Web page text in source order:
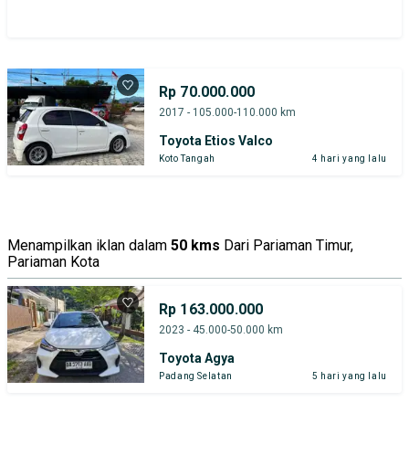
Rp 70.000.000
2017 - 105.000-110.000 km
Toyota Etios Valco
Koto Tangah 4 hari yang lalu
Menampilkan iklan dalam 50 kms Dari Pariaman Timur,
Pariaman Kota
Rp 163.000.000
2023 - 45.000-50.000 km
Toyota Agya
Padang Selatan 5 hari yang lalu